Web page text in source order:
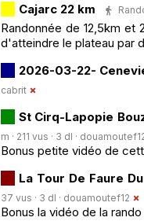
Cajarc 22 km
Randonnée de 12,5km
d'atteindre le plateau par
2026-03-22-
cabrit
St Cirq-Lapopie
m · 211 vus · 3 dl ·
Bonus petite vidéo de
La Tour De Faure
37 vus · 3 dl · douamoutef12
Bonus la vidéo de la